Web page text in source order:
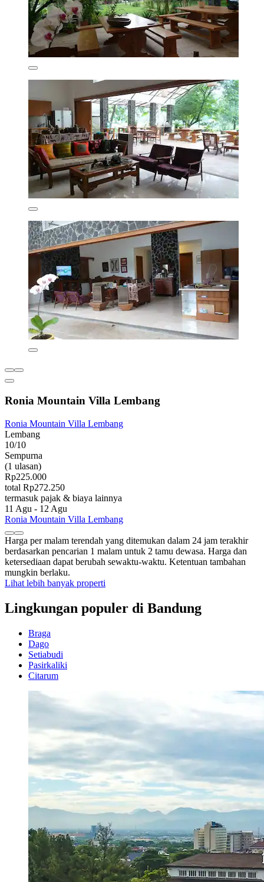
Ronia Mountain Villa Lembang
Ronia Mountain Villa Lembang
Lembang
10/10
Sempurna
(1 ulasan)
Rp225.000
total Rp272.250
termasuk pajak & biaya lainnya
11 Agu - 12 Agu
Ronia Mountain Villa Lembang
Harga per malam terendah yang ditemukan dalam 24 jam terakhir
berdasarkan pencarian 1 malam untuk 2 tamu dewasa. Harga dan
ketersediaan dapat berubah sewaktu-waktu. Ketentuan tambahan
mungkin berlaku.
Lihat lebih banyak properti
Lingkungan populer di Bandung
Braga
Dago
Setiabudi
Pasirkaliki
Citarum